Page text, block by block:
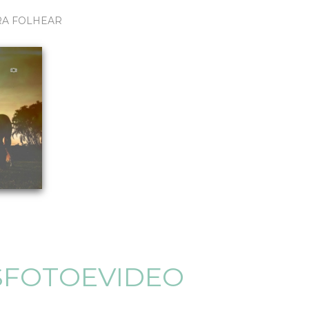
FOLHEAR